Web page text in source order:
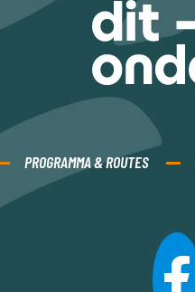
PROGRAMMA & ROUTES